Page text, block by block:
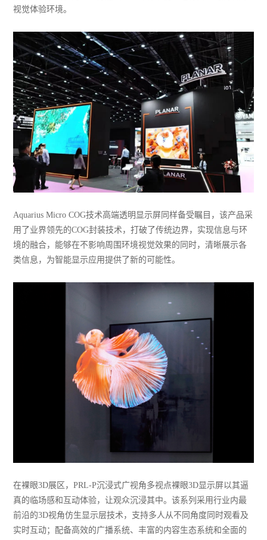
视觉体验环境。
Aquarius Micro COG技术高端透明显示屏同样备受瞩目，该产品采
用了业界领先的COG封装技术，打破了传统边界，实现信息与环
境的融合，能够在不影响周围环境视觉效果的同时，清晰展示各
类信息，为智能显示应用提供了新的可能性。
在裸眼3D展区，PRL-P沉浸式广视角多视点裸眼3D显示屏以其逼
真的临场感和互动体验，让观众沉浸其中。该系列采用行业内最
前沿的3D视角仿生显示层技术，支持多人从不同角度同时观看及
实时互动；配备高效的广播系统、丰富的内容生态系统和全面的